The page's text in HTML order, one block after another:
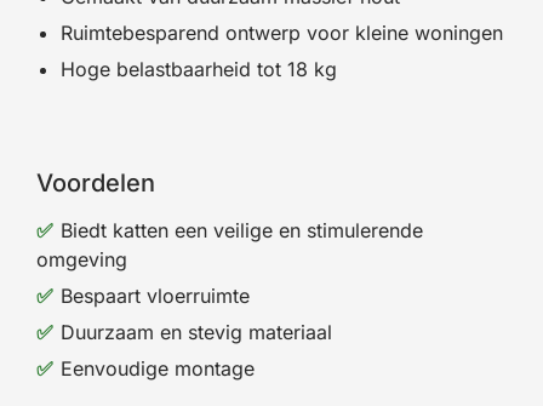
Ruimtebesparend ontwerp voor kleine woningen
Hoge belastbaarheid tot 18 kg
Voordelen
Biedt katten een veilige en stimulerende
omgeving
Bespaart vloerruimte
Duurzaam en stevig materiaal
Eenvoudige montage